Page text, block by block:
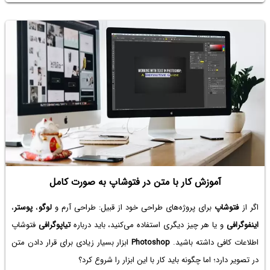
آموزش کار با متن در فتوشاپ به صورت کامل
اگر ازفتوشاپ برای پروژه‌های طراحی خود از قبیل: طراحی آرم ولوگو، پوستر،
اینفوگرافی و یا هر چیز دیگری استفاده می‌کنید، باید دربارهتیاپوگرافیفتوشاپ
اطلاعات کافی داشته باشید. Photoshopابزار بسیار زیادی برای قرار دادن متن
در تصویر دارد؛ اما چگونه باید کار با این ابزار را شروع کرد؟